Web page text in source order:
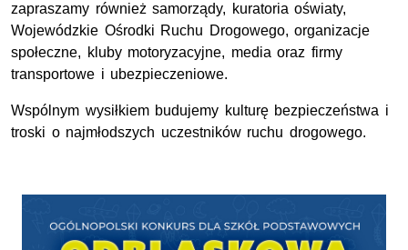
zapraszamy również samorządy, kuratoria oświaty,
Wojewódzkie Ośrodki Ruchu Drogowego, organizacje
społeczne, kluby motoryzacyjne, media oraz firmy
transportowe i ubezpieczeniowe.
Wspólnym wysiłkiem budujemy kulturę bezpieczeństwa i
troski o najmłodszych uczestników ruchu drogowego.